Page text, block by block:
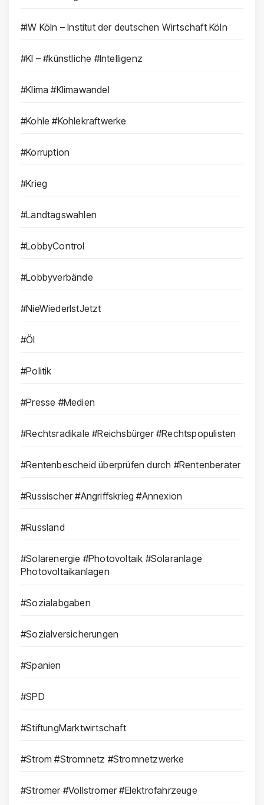
#IW Köln – Institut der deutschen Wirtschaft Köln
#KI – #künstliche #Intelligenz
#Klima #Klimawandel
#Kohle #Kohlekraftwerke
#Korruption
#Krieg
#Landtagswahlen
#LobbyControl
#Lobbyverbände
#NieWiederIstJetzt
#Öl
#Politik
#Presse #Medien
#Rechtsradikale #Reichsbürger #Rechtspopulisten
#Rentenbescheid überprüfen durch #Rentenberater
#Russischer #Angriffskrieg #Annexion
#Russland
#Solarenergie #Photovoltaik #Solaranlage
Photovoltaikanlagen
#Sozialabgaben
#Sozialversicherungen
#Spanien
#SPD
#StiftungMarktwirtschaft
#Strom #Stromnetz #Stromnetzwerke
#Stromer #Vollstromer #Elektrofahrzeuge